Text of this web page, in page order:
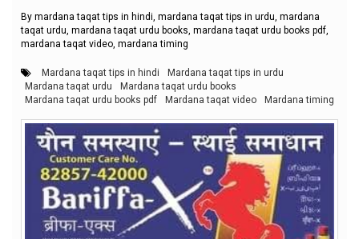
By mardana taqat tips in hindi, mardana taqat tips in urdu, mardana
taqat urdu, mardana taqat urdu books, mardana taqat urdu books pdf,
mardana taqat video, mardana timing
Mardana taqat tips in hindi
Mardana taqat tips in urdu
Mardana taqat urdu
Mardana taqat urdu books
Mardana taqat urdu books pdf
Mardana taqat video Mardana timing